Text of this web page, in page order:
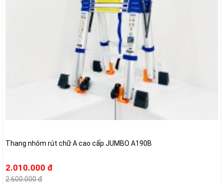
Thang nhôm rút chữ A cao cấp JUMBO A190B
2.010.000 đ
2.600.000 đ